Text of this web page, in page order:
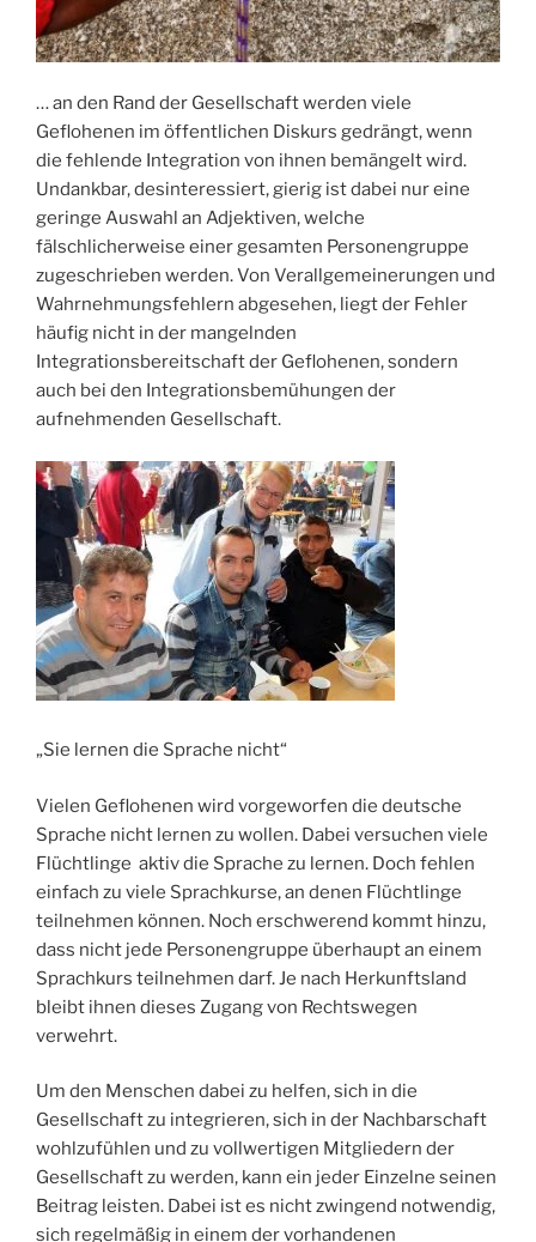
… an den Rand der Gesellschaft werden viele
Geflohenen im öffentlichen Diskurs gedrängt, wenn
die fehlende Integration von ihnen bemängelt wird.
Undankbar, desinteressiert, gierig ist dabei nur eine
geringe Auswahl an Adjektiven, welche
fälschlicherweise einer gesamten Personengruppe
zugeschrieben werden. Von Verallgemeinerungen und
Wahrnehmungsfehlern abgesehen, liegt der Fehler
häufig nicht in der mangelnden
Integrationsbereitschaft der Geflohenen, sondern
auch bei den Integrationsbemühungen der
aufnehmenden Gesellschaft.
„Sie lernen die Sprache nicht“
Vielen Geflohenen wird vorgeworfen die deutsche
Sprache nicht lernen zu wollen. Dabei versuchen viele
Flüchtlinge aktiv die Sprache zu lernen. Doch fehlen
einfach zu viele Sprachkurse, an denen Flüchtlinge
teilnehmen können. Noch erschwerend kommt hinzu,
dass nicht jede Personengruppe überhaupt an einem
Sprachkurs teilnehmen darf. Je nach Herkunftsland
bleibt ihnen dieses Zugang von Rechtswegen
verwehrt.
Um den Menschen dabei zu helfen, sich in die
Gesellschaft zu integrieren, sich in der Nachbarschaft
wohlzufühlen und zu vollwertigen Mitgliedern der
Gesellschaft zu werden, kann ein jeder Einzelne seinen
Beitrag leisten. Dabei ist es nicht zwingend notwendig,
sich regelmäßig in einem der vorhandenen